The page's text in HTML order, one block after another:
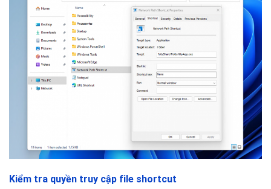
Kiểm tra quyền truy cập file shortcut